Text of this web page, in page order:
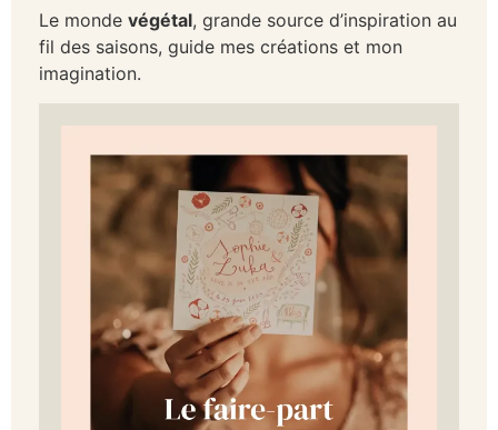
Le monde végétal, grande source d’inspiration au
fil des saisons, guide mes créations et mon
imagination.